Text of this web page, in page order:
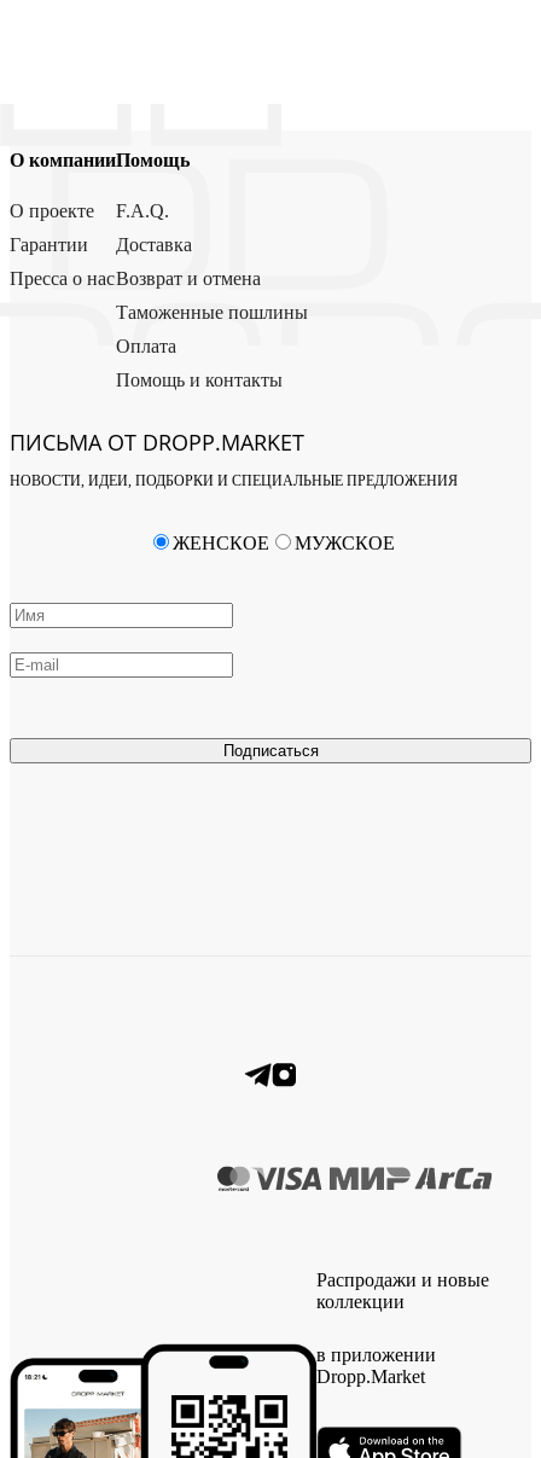
О компании
О проекте
Гарантии
Пресса о нас
Помощь
F.A.Q.
Доставка
Возврат и отмена
Таможенные пошлины
Оплата
Помощь и контакты
ПИСЬМА ОТ DROPP.MARKET
НОВОСТИ, ИДЕИ, ПОДБОРКИ И СПЕЦИАЛЬНЫЕ ПРЕДЛОЖЕНИЯ
Подписаться
ЖЕНСКОЕ МУЖСКОЕ
Распродажи и новые
коллекции
в приложении
Dropp.Market